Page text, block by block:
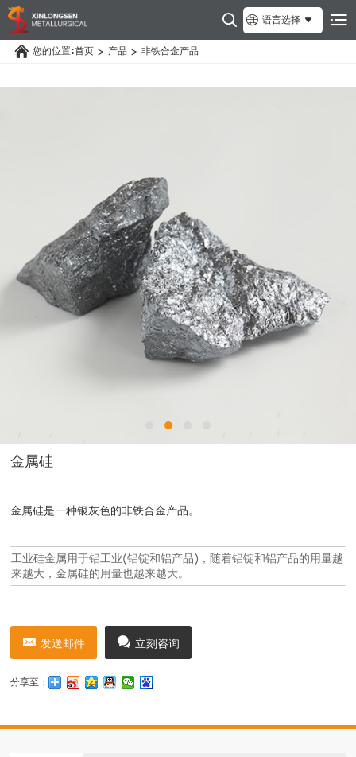
语言选择
您的位置:首页 > 产品 >非铁合金产品
金属硅
金属硅是一种银灰色的非铁合金产品。
工业硅金属用于铝工业(铝锭和铝产品)，随着铝锭和铝产品的用量越
来越大，金属硅的用量也越来越大。
发送邮件 立刻咨询
分享至：